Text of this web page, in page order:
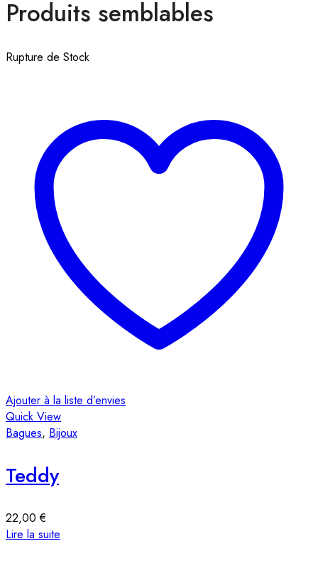
Produits semblables
Rupture de Stock
Ajouter à la liste d’envies
Quick View
Bagues, Bijoux
Teddy
22,00€
Lire la suite